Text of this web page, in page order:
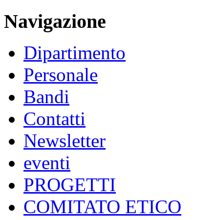
Navigazione
Dipartimento
Personale
Bandi
Contatti
Newsletter
eventi
PROGETTI
COMITATO ETICO